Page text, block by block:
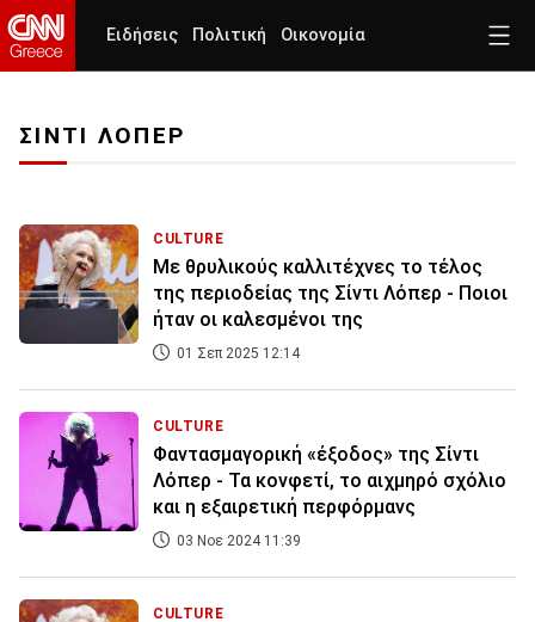
Ειδήσεις Πολιτική Οικονομία
ΣΙΝΤΙ ΛΟΠΕΡ
CULTURE
Με θρυλικούς καλλιτέχνες το τέλος
της περιοδείας της Σίντι Λόπερ - Ποιοι
ήταν οι καλεσμένοι της
01 Σεπ 2025 12:14
CULTURE
Φαντασμαγορική «έξοδος» της Σίντι
Λόπερ - Τα κονφετί, το αιχμηρό σχόλιο
και η εξαιρετική περφόρμανς
03 Νοε 2024 11:39
CULTURE